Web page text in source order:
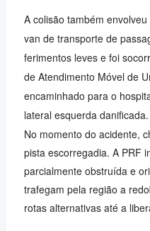
A colisão também
van de transporte de
ferimentos leves e foi
de Atendimento Móvel de
encaminhado para o
lateral esquerda danificada.
No momento do acidente,
pista escorregadia. A PRF
parcialmente obstruída e
trafegam pela região a
rotas alternativas até a